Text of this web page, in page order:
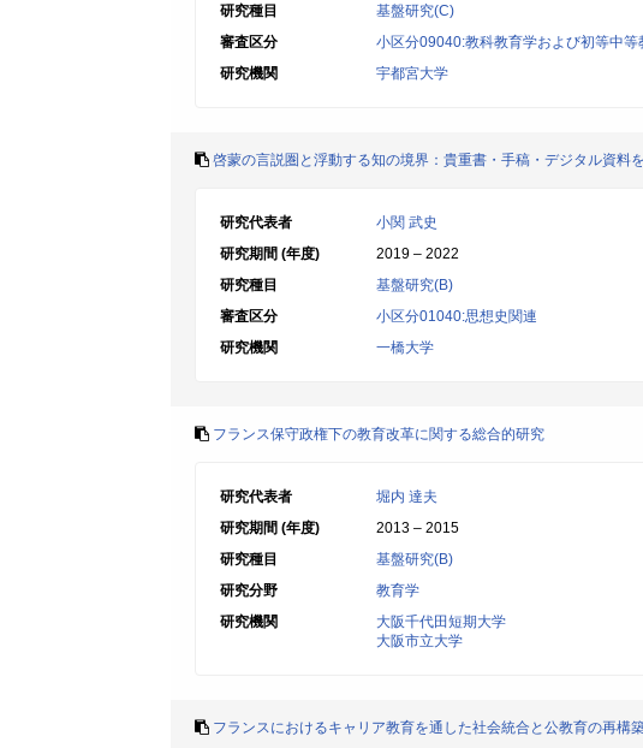
研究種目
基盤研究(C)
審査区分
小区分09040:教科教育学および初等中等
研究機関
宇都宮大学
啓蒙の言説圏と浮動する知の境界：貴重書・手稿・デジタル資料
研究代表者
小関 武史
研究期間 (年度)
2019 – 2022
研究種目
基盤研究(B)
審査区分
小区分01040:思想史関連
研究機関
一橋大学
フランス保守政権下の教育改革に関する総合的研究
研究代表者
堀内 達夫
研究期間 (年度)
2013 – 2015
研究種目
基盤研究(B)
研究分野
教育学
研究機関
大阪千代田短期大学
大阪市立大学
フランスにおけるキャリア教育を通した社会統合と公教育の再構